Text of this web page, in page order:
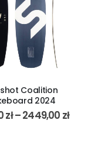
Coalition
2024
zł–2449,00 zł